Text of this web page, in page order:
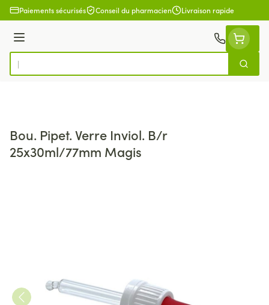
Aller au contenu
Paiements sécurisés Conseil du pharmacien Livraison rapide
Menu
Rechercher
Bou. Pipet. Verre Inviol. B/r
25x30ml/77mm Magis